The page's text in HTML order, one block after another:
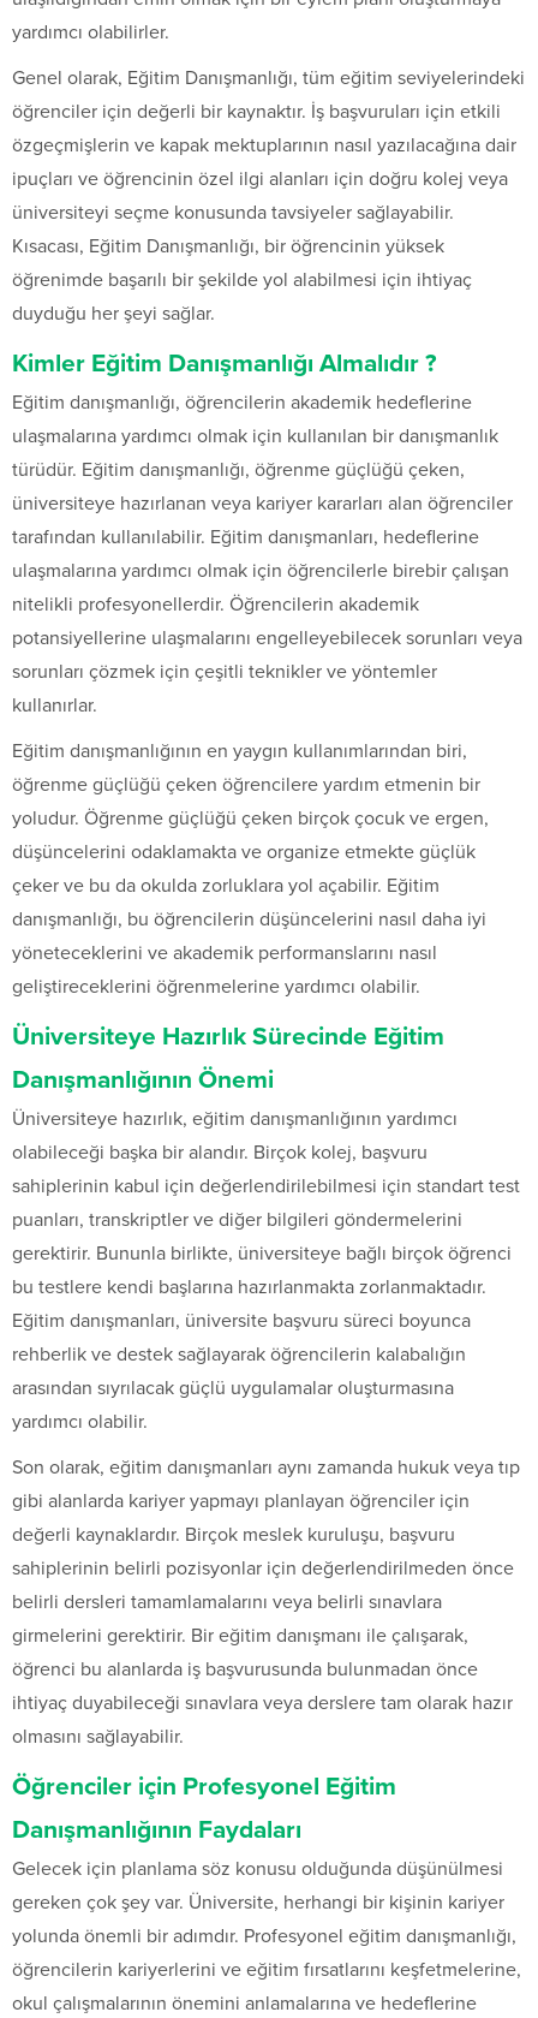
yardımcı olabilirler.
Genel olarak, Eğitim Danışmanlığı, tüm eğitim seviyelerindeki
öğrenciler için değerli bir kaynaktır. İş başvuruları için etkili
özgeçmişlerin ve kapak mektuplarının nasıl yazılacağına dair
ipuçları ve öğrencinin özel ilgi alanları için doğru kolej veya
üniversiteyi seçme konusunda tavsiyeler sağlayabilir.
Kısacası, Eğitim Danışmanlığı, bir öğrencinin yüksek
öğrenimde başarılı bir şekilde yol alabilmesi için ihtiyaç
duyduğu her şeyi sağlar.
Kimler Eğitim Danışmanlığı Almalıdır ?
Eğitim danışmanlığı, öğrencilerin akademik hedeflerine
ulaşmalarına yardımcı olmak için kullanılan bir danışmanlık
türüdür. Eğitim danışmanlığı, öğrenme güçlüğü çeken,
üniversiteye hazırlanan veya kariyer kararları alan öğrenciler
tarafından kullanılabilir. Eğitim danışmanları, hedeflerine
ulaşmalarına yardımcı olmak için öğrencilerle birebir çalışan
nitelikli profesyonellerdir. Öğrencilerin akademik
potansiyellerine ulaşmalarını engelleyebilecek sorunları veya
sorunları çözmek için çeşitli teknikler ve yöntemler
kullanırlar.
Eğitim danışmanlığının en yaygın kullanımlarından biri,
öğrenme güçlüğü çeken öğrencilere yardım etmenin bir
yoludur. Öğrenme güçlüğü çeken birçok çocuk ve ergen,
düşüncelerini odaklamakta ve organize etmekte güçlük
çeker ve bu da okulda zorluklara yol açabilir. Eğitim
danışmanlığı, bu öğrencilerin düşüncelerini nasıl daha iyi
yöneteceklerini ve akademik performanslarını nasıl
geliştireceklerini öğrenmelerine yardımcı olabilir.
Üniversiteye Hazırlık Sürecinde Eğitim
Danışmanlığının Önemi
Üniversiteye hazırlık, eğitim danışmanlığının yardımcı
olabileceği başka bir alandır. Birçok kolej, başvuru
sahiplerinin kabul için değerlendirilebilmesi için standart test
puanları, transkriptler ve diğer bilgileri göndermelerini
gerektirir. Bununla birlikte, üniversiteye bağlı birçok öğrenci
bu testlere kendi başlarına hazırlanmakta zorlanmaktadır.
Eğitim danışmanları, üniversite başvuru süreci boyunca
rehberlik ve destek sağlayarak öğrencilerin kalabalığın
arasından sıyrılacak güçlü uygulamalar oluşturmasına
yardımcı olabilir.
Son olarak, eğitim danışmanları aynı zamanda hukuk veya tıp
gibi alanlarda kariyer yapmayı planlayan öğrenciler için
değerli kaynaklardır. Birçok meslek kuruluşu, başvuru
sahiplerinin belirli pozisyonlar için değerlendirilmeden önce
belirli dersleri tamamlamalarını veya belirli sınavlara
girmelerini gerektirir. Bir eğitim danışmanı ile çalışarak,
öğrenci bu alanlarda iş başvurusunda bulunmadan önce
ihtiyaç duyabileceği sınavlara veya derslere tam olarak hazır
olmasını sağlayabilir.
Öğrenciler için Profesyonel Eğitim
Danışmanlığının Faydaları
Gelecek için planlama söz konusu olduğunda düşünülmesi
gereken çok şey var. Üniversite, herhangi bir kişinin kariyer
yolunda önemli bir adımdır. Profesyonel eğitim danışmanlığı,
öğrencilerin kariyerlerini ve eğitim fırsatlarını keşfetmelerine,
okul çalışmalarının önemini anlamalarına ve hedeflerine